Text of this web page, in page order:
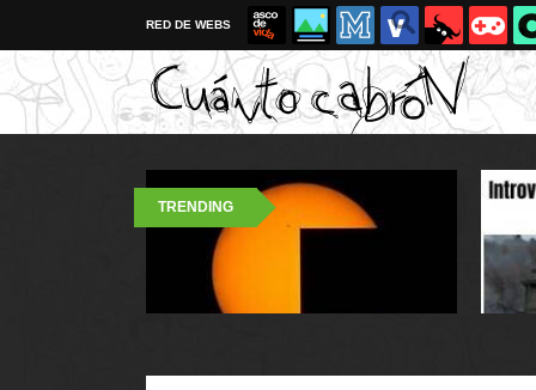
RED DE WEBS
TRENDING